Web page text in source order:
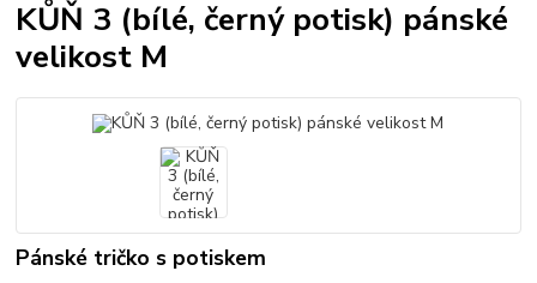
KŮŇ 3 (bílé, černý potisk) pánské
velikost M
Pánské tričko s potiskem